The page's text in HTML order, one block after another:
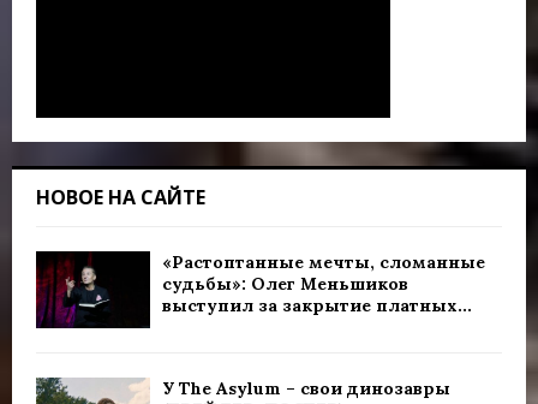
НОВОЕ НА САЙТЕ
«Растоптанные мечты, сломанные
судьбы»: Олег Меньшиков
выступил за закрытие платных...
У The Asylum – свои динозавры